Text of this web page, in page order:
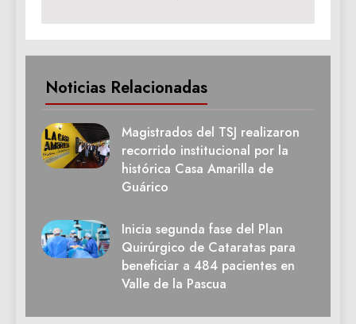
Noticias Relacionadas
Magistrados del TSJ realizaron
recorrido institucional por la
histórica Casa Amarilla de
Guárico
Inicia segunda fase del Plan
Quirúrgico de Cataratas para
beneficiar a 484 pacientes en
Valle de la Pascua